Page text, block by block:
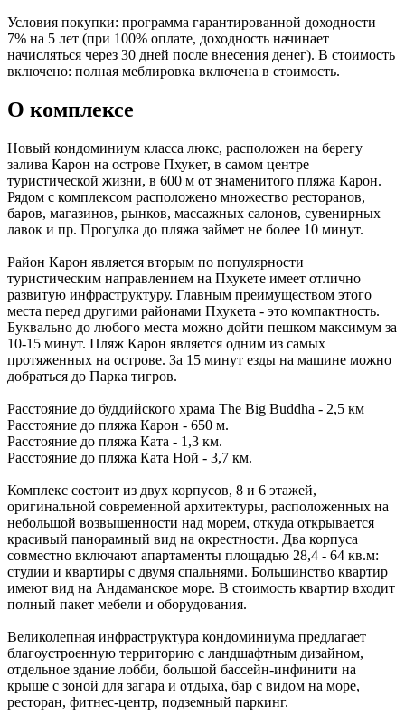
Условия покупки: программа гарантированной доходности
7% на 5 лет (при 100% оплате, доходность начинает
начисляться через 30 дней после внесения денег). В стоимость
включено: полная меблировка включена в стоимость.
О комплексе
Новый кондоминиум класса люкс, расположен на берегу
залива Карон на острове Пхукет, в самом центре
туристической жизни, в 600 м от знаменитого пляжа Карон.
Рядом с комплексом расположено множество ресторанов,
баров, магазинов, рынков, массажных салонов, сувенирных
лавок и пр. Прогулка до пляжа займет не более 10 минут.
Район Карон является вторым по популярности
туристическим направлением на Пхукете имеет отлично
развитую инфраструктуру. Главным преимуществом этого
места перед другими районами Пхукета - это компактность.
Буквально до любого места можно дойти пешком максимум за
10-15 минут. Пляж Карон является одним из самых
протяженных на острове. За 15 минут езды на машине можно
добраться до Парка тигров.
Расстояние до буддийского храма The Big Buddha - 2,5 км
Расстояние до пляжа Карон - 650 м.
Расстояние до пляжа Ката - 1,3 км.
Расстояние до пляжа Ката Ной - 3,7 км.
Комплекс состоит из двух корпусов, 8 и 6 этажей,
оригинальной современной архитектуры, расположенных на
небольшой возвышенности над морем, откуда открывается
красивый панорамный вид на окрестности. Два корпуса
совместно включают апартаменты площадью 28,4 - 64 кв.м:
студии и квартиры с двумя спальнями. Большинство квартир
имеют вид на Андаманское море. В стоимость квартир входит
полный пакет мебели и оборудования.
Великолепная инфраструктура кондоминиума предлагает
благоустроенную территорию с ландшафтным дизайном,
отдельное здание лобби, большой бассейн-инфинити на
крыше с зоной для загара и отдыха, бар с видом на море,
ресторан, фитнес-центр, подземный паркинг.